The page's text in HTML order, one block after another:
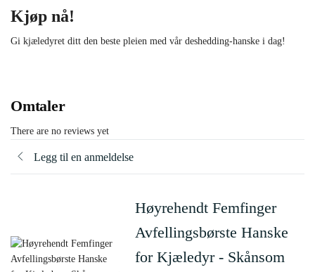
Kjøp nå!
Gi kjæledyret ditt den beste pleien med vår deshedding-hanske i dag!
Omtaler
There are no reviews yet
Legg til en anmeldelse
Høyrehendt Femfinger
Avfellingsbørste Hanske
for Kjæledyr - Skånsom